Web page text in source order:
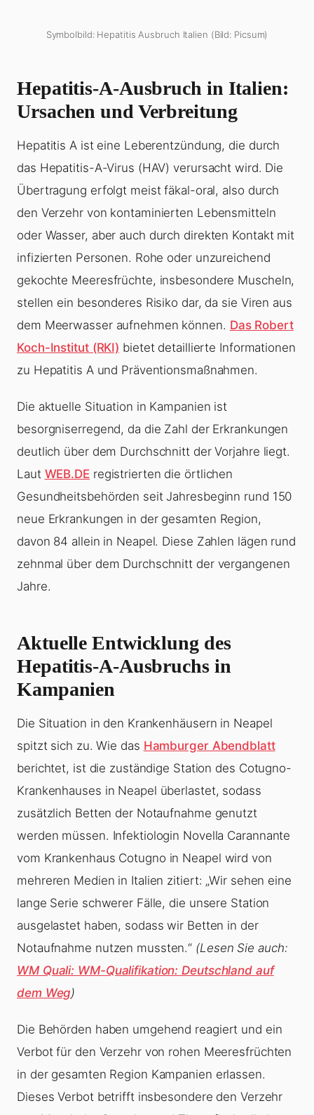
Symbolbild: Hepatitis Ausbruch Italien (Bild: Picsum)
Hepatitis-A-Ausbruch in Italien:
Ursachen und Verbreitung
Hepatitis A ist eine Leberentzündung, die durch
das Hepatitis-A-Virus (HAV) verursacht wird. Die
Übertragung erfolgt meist fäkal-oral, also durch
den Verzehr von kontaminierten Lebensmitteln
oder Wasser, aber auch durch direkten Kontakt mit
infizierten Personen. Rohe oder unzureichend
gekochte Meeresfrüchte, insbesondere Muscheln,
stellen ein besonderes Risiko dar, da sie Viren aus
dem Meerwasser aufnehmen können. Das Robert
Koch-Institut (RKI) bietet detaillierte Informationen
zu Hepatitis A und Präventionsmaßnahmen.
Die aktuelle Situation in Kampanien ist
besorgniserregend, da die Zahl der Erkrankungen
deutlich über dem Durchschnitt der Vorjahre liegt.
Laut WEB.DEregistrierten die örtlichen
Gesundheitsbehörden seit Jahresbeginn rund 150
neue Erkrankungen in der gesamten Region,
davon 84 allein in Neapel. Diese Zahlen lägen rund
zehnmal über dem Durchschnitt der vergangenen
Jahre.
Aktuelle Entwicklung des
Hepatitis-A-Ausbruchs in
Kampanien
Die Situation in den Krankenhäusern in Neapel
spitzt sich zu. Wie das Hamburger Abendblatt
berichtet, ist die zuständige Station des Cotugno-
Krankenhauses in Neapel überlastet, sodass
zusätzlich Betten der Notaufnahme genutzt
werden müssen. Infektiologin Novella Carannante
vom Krankenhaus Cotugno in Neapel wird von
mehreren Medien in Italien zitiert: „Wir sehen eine
lange Serie schwerer Fälle, die unsere Station
ausgelastet haben, sodass wir Betten in der
Notaufnahme nutzen mussten.“ (Lesen Sie auch:
WM Quali: WM-Qualifikation: Deutschland auf
dem Weg)
Die Behörden haben umgehend reagiert und ein
Verbot für den Verzehr von rohen Meeresfrüchten
in der gesamten Region Kampanien erlassen.
Dieses Verbot betrifft insbesondere den Verzehr